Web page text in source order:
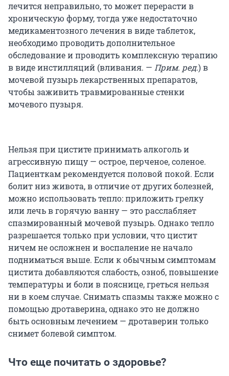
лечится неправильно, то может перерасти в
хроническую форму, тогда уже недостаточно
медикаментозного лечения в виде таблеток,
необходимо проводить дополнительное
обследование и проводить комплексную терапию
в виде инстилляций (вливания. — Прим. ред.) в
мочевой пузырь лекарственных препаратов,
чтобы заживить травмированные стенки
мочевого пузыря.
Нельзя при цистите принимать алкоголь и
агрессивную пищу — острое, перченое, соленое.
Пациенткам рекомендуется половой покой. Если
болит низ живота, в отличие от других болезней,
можно использовать тепло: приложить грелку
или лечь в горячую ванну — это расслабляет
спазмированный мочевой пузырь. Однако тепло
разрешается только при условии, что цистит
ничем не осложнен и воспаление не начало
подниматься выше. Если к обычным симптомам
цистита добавляются слабость, озноб, повышение
температуры и боли в пояснице, греться нельзя
ни в коем случае. Снимать спазмы также можно с
помощью дротаверина, однако это не должно
быть основным лечением — дротаверин только
снимет болевой симптом.
Что еще почитать о здоровье?